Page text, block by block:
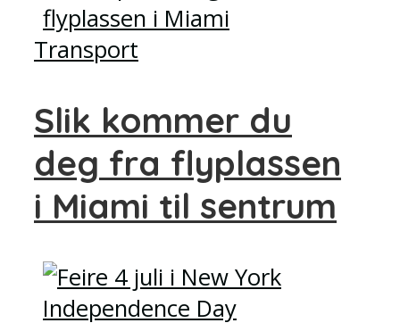
Transport
Slik kommer du
deg fra flyplassen
i Miami til sentrum